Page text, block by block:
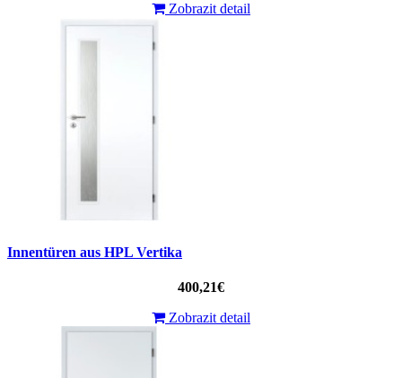
Zobrazit detail
Innentüren aus HPL Vertika
400,21€
Zobrazit detail